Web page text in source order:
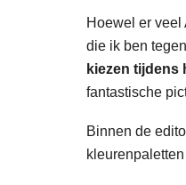
Hoewel er veel
die ik ben
kiezen tijdens
fantastische
Binnen de